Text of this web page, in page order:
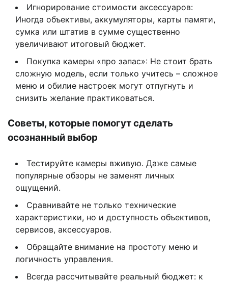
Игнорирование стоимости аксессуаров:
Иногда объективы, аккумуляторы, карты памяти,
сумка или штатив в сумме существенно
увеличивают итоговый бюджет.
Покупка камеры «про запас»: Не стоит брать
сложную модель, если только учитесь – сложное
меню и обилие настроек могут отпугнуть и
снизить желание практиковаться.
Советы, которые помогут сделать
осознанный выбор
Тестируйте камеры вживую. Даже самые
популярные обзоры не заменят личных
ощущений.
Сравнивайте не только технические
характеристики, но и доступность объективов,
сервисов, аксессуаров.
Обращайте внимание на простоту меню и
логичность управления.
Всегда рассчитывайте реальный бюджет: к